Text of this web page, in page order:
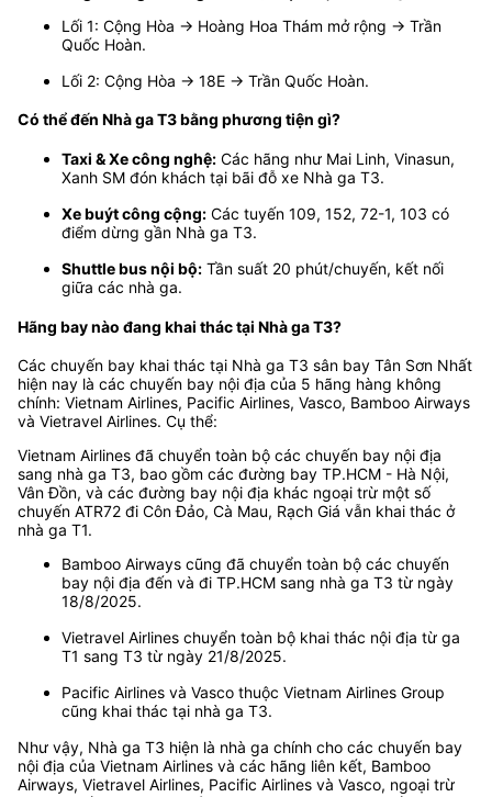
Lối 1: Cộng Hòa → Hoàng Hoa Thám mở rộng → Trần
Quốc Hoàn.
Lối 2: Cộng Hòa → 18E → Trần Quốc Hoàn.
Có thể đến Nhà ga T3 bằng phương tiện gì?
Taxi & Xe công nghệ: Các hãng như Mai Linh, Vinasun,
Xanh SM đón khách tại bãi đỗ xe Nhà ga T3.
Xe buýt công cộng: Các tuyến 109, 152, 72-1, 103 có
điểm dừng gần Nhà ga T3.
Shuttle bus nội bộ: Tần suất 20 phút/chuyến, kết nối
giữa các nhà ga.
Hãng bay nào đang khai thác tại Nhà ga T3?
Các chuyến bay khai thác tại Nhà ga T3 sân bay Tân Sơn Nhất
hiện nay là các chuyến bay nội địa của 5 hãng hàng không
chính: Vietnam Airlines, Pacific Airlines, Vasco, Bamboo Airways
và Vietravel Airlines. Cụ thể:
Vietnam Airlines đã chuyển toàn bộ các chuyến bay nội địa
sang nhà ga T3, bao gồm các đường bay TP.HCM - Hà Nội,
Vân Đồn, và các đường bay nội địa khác ngoại trừ một số
chuyến ATR72 đi Côn Đảo, Cà Mau, Rạch Giá vẫn khai thác ở
nhà ga T1.
Bamboo Airways cũng đã chuyển toàn bộ các chuyến
bay nội địa đến và đi TP.HCM sang nhà ga T3 từ ngày
18/8/2025.
Vietravel Airlines chuyển toàn bộ khai thác nội địa từ ga
T1 sang T3 từ ngày 21/8/2025.
Pacific Airlines và Vasco thuộc Vietnam Airlines Group
cũng khai thác tại nhà ga T3.
Như vậy, Nhà ga T3 hiện là nhà ga chính cho các chuyến bay
nội địa của Vietnam Airlines và các hãng liên kết, Bamboo
Airways, Vietravel Airlines, Pacific Airlines và Vasco, ngoại trừ